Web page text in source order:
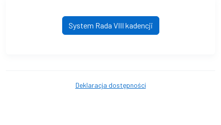
System Rada VIII kadencji
Deklaracja dostępności